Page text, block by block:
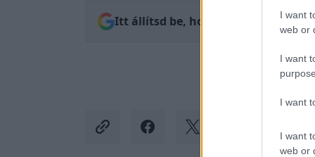
I want
web or
I want
I want
I want
web or
Itt állítsd be, hogy az RTL.hu az